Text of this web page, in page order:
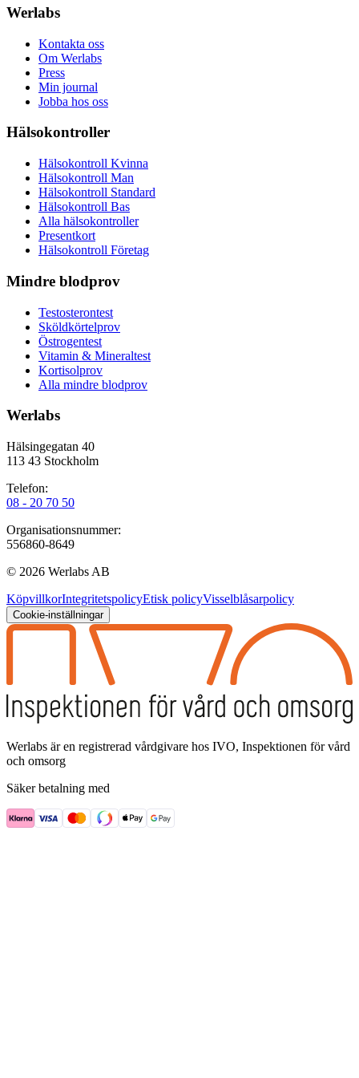
Werlabs
Kontakta oss
Om Werlabs
Press
Min journal
Jobba hos oss
Hälsokontroller
Hälsokontroll Kvinna
Hälsokontroll Man
Hälsokontroll Standard
Hälsokontroll Bas
Alla hälsokontroller
Presentkort
Hälsokontroll Företag
Mindre blodprov
Testosterontest
Sköldkörtelprov
Östrogentest
Vitamin & Mineraltest
Kortisolprov
Alla mindre blodprov
Werlabs
Hälsingegatan 40
113 43 Stockholm
Telefon:
08 - 20 70 50
Organisationsnummer:
556860-8649
© 2026 Werlabs AB
KöpvillkorIntegritetspolicyEtisk policyVisselblåsarpolicy
Cookie-inställningar
Werlabs är en registrerad vårdgivare hos IVO, Inspektionen för vård
och omsorg
Säker betalning med